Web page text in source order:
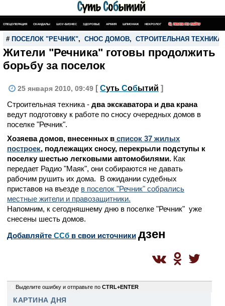
СПЕЦОПЕРАЦИЯ СКАНДАЛЫ ШОУ-БИЗНЕС ЗДОРОВЬЕ АРМИЯ ШПИОНАЖ НЕКРОЛОГ ПОИСК ПО САЙТУ
# ПОСЕЛОК "РЕЧНИК", СНОС ДОМОВ, СТРОИТЕЛЬНАЯ ТЕХНИКА
Жители "Речника" готовы продолжить
борьбу за поселок
25 января 2010, 09:49 [ Суть Событий ]
Строительная техника - два экскаватора и два крана
ведут подготовку к работе по сносу очередных домов в
поселке "Речник".
Хозяева домов, внесенных в список 37 жилых
построек, подлежащих сносу, перекрыли подступы к
поселку шестью легковыми автомобилями. Как
передает Радио "Маяк", они собираются не давать
рабочим рушить их дома. В ожидании судебных
приставов на въезде в поселок "Речник" собрались
местные жители и правозащитники.
Напомним, к сегодняшнему дню в поселке "Речник" уже
снесены шесть домов.
Добавляйте CСб в свои источники дзен
Выделите ошибку и отправьте по CTRL+ENTER
КАРТИНА ДНЯ